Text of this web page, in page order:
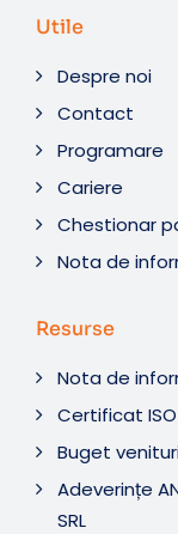
Utile
Despre noi
Contact
Programare
Cariere
Chestionar
Nota de
Resurse
Nota de
Certificat ISO
Buget
Adeverințe
SRL